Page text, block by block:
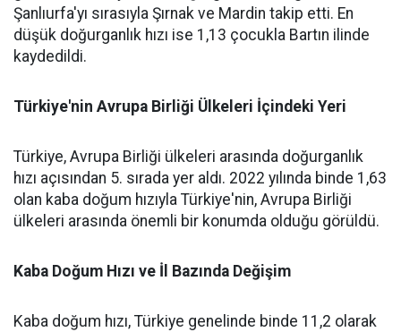
Şanlıurfa'yı sırasıyla Şırnak ve Mardin takip etti. En
düşük doğurganlık hızı ise 1,13 çocukla Bartın ilinde
kaydedildi.
Türkiye'nin Avrupa Birliği Ülkeleri İçindeki Yeri
Türkiye, Avrupa Birliği ülkeleri arasında doğurganlık
hızı açısından 5. sırada yer aldı. 2022 yılında binde 1,63
olan kaba doğum hızıyla Türkiye'nin, Avrupa Birliği
ülkeleri arasında önemli bir konumda olduğu görüldü.
Kaba Doğum Hızı ve İl Bazında Değişim
Kaba doğum hızı, Türkiye genelinde binde 11,2 olarak